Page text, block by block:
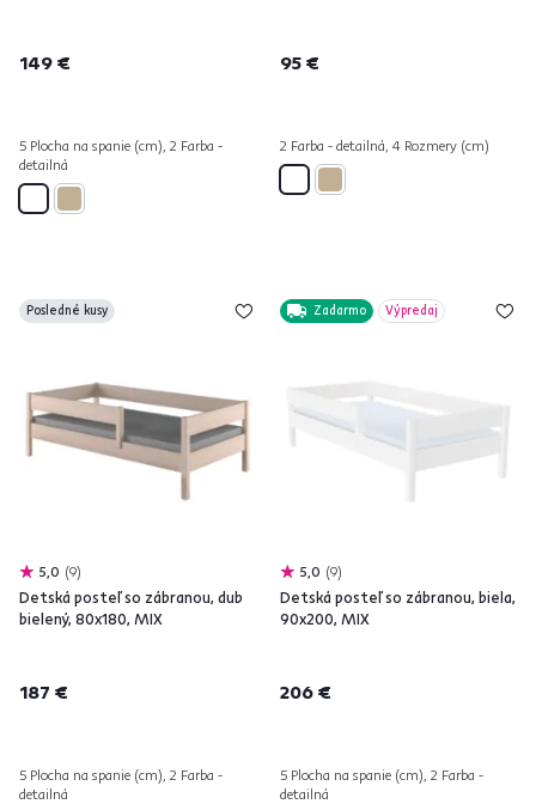
149 €
5 Plocha na spanie (cm), 2 Farba -
detailná
95 €
2 Farba - detailná, 4 Rozmery (cm)
Posledné kusy
5,0 9
Detská posteľ so zábranou, dub
bielený, 80x180, MIX
187 €
5 Plocha na spanie (cm), 2 Farba -
detailná
Zadarmo Výpredaj
5,0 9
Detská posteľ so zábranou, biela,
90x200, MIX
206 €
5 Plocha na spanie (cm), 2 Farba -
detailná